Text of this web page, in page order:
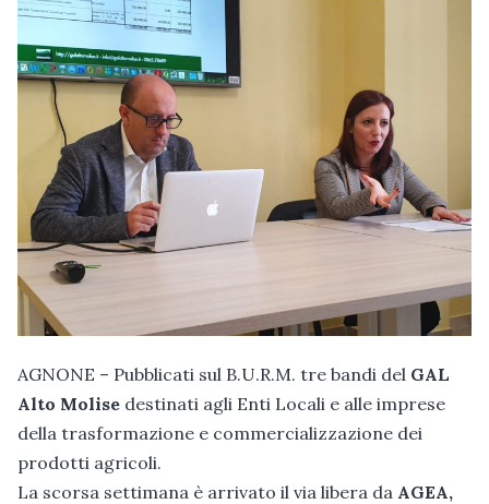
AGNONE – Pubblicati sul B.U.R.M. tre bandi del GAL
Alto Molise destinati agli Enti Locali e alle imprese
della trasformazione e commercializzazione dei
prodotti agricoli.
La scorsa settimana è arrivato il via libera da AGEA,